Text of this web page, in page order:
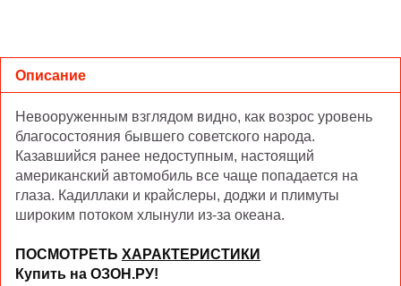
Описание
Невооруженным взглядом видно, как возрос уровень
благосостояния бывшего советского народа.
Казавшийся ранее недоступным, настоящий
американский автомобиль все чаще попадается на
глаза. Кадиллаки и крайслеры, доджи и плимуты
широким потоком хлынули из-за океана.
ПОСМОТРЕТЬ ХАРАКТЕРИСТИКИ
Купить на ОЗОН.РУ!